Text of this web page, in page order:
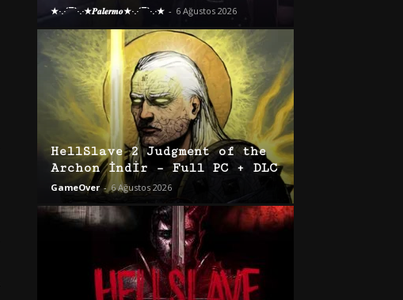
★·.·´¯`·.·★𝑷𝒂𝒍𝒆𝒓𝒎𝒐★·.·´¯`·.·★ - 6 Ağustos 2026
HellSlave 2 Judgment of the
Archon İndir – Full PC + DLC
GameOver - 6 Ağustos 2026